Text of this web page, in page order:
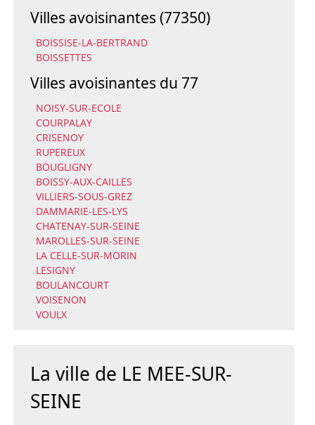
Villes avoisinantes (77350)
BOISSISE-LA-BERTRAND
BOISSETTES
Villes avoisinantes du 77
NOISY-SUR-ECOLE
COURPALAY
CRISENOY
RUPEREUX
BOUGLIGNY
BOISSY-AUX-CAILLES
VILLIERS-SOUS-GREZ
DAMMARIE-LES-LYS
CHATENAY-SUR-SEINE
MAROLLES-SUR-SEINE
LA CELLE-SUR-MORIN
LESIGNY
BOULANCOURT
VOISENON
VOULX
La ville de LE MEE-SUR-
SEINE